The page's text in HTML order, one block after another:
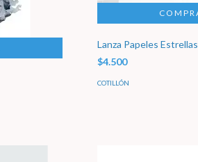
Lanza Papeles Estrellas
$4.500
COTILLÓN